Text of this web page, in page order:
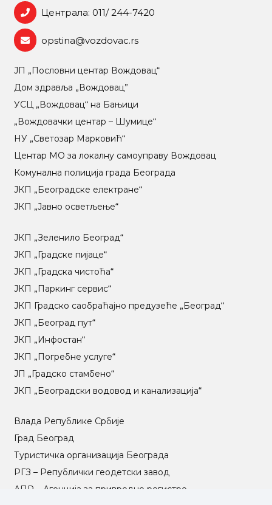
Централа: 011/ 244-7420
opstina@vozdovac.rs
ЈП „Пословни центар Вождовац“
Дом здравља „Вождовац”
УСЦ „Вождовац“ на Бањици
„Вождовачки центар – Шумице“
НУ „Светозар Марковић“
Центар МO за локалну самоуправу Вождовац
Комунална полиција града Београда
ЈКП „Београдске електране“
ЈКП „Јавно осветљење“
ЈКП „Зеленило Београд“
ЈКП „Градске пијаце“
ЈКП „Градска чистоћа“
ЈКП „Паркинг сервис“
ЈКП Градско саобраћајно предузеће „Београд“
ЈКП „Београд пут“
ЈКП „Инфостан“
ЈКП „Погребне услуге“
ЈП „Градско стамбено“
ЈКП „Београдски водовод и канализација“
Влада Републике Србије
Град Београд
Туристичка организација Београда
РГЗ – Републички геодетски завод
АПР – Агенција за привредне регистре